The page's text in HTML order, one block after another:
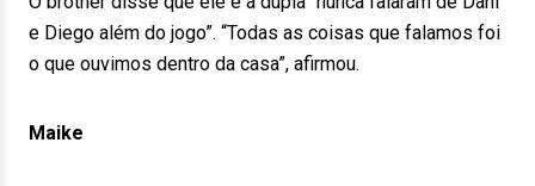
e Diego além do jogo”. “Todas as coisas que falamos foi
o que ouvimos dentro da casa”, afirmou.
Maike